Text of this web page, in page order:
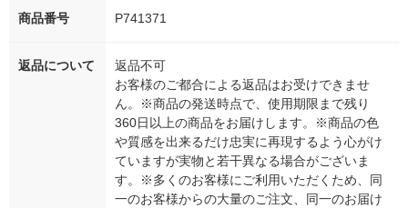
商品番号 P741371
返品について
返品不可
お客様のご都合による返品はお受けできませ
ん。※商品の発送時点で、使用期限まで残り
360日以上の商品をお届けします。※商品の色
や質感を出来るだけ忠実に再現するよう心がけ
ていますが実物と若干異なる場合がございま
す。※多くのお客様にご利用いただくため、同
一のお客様からの大量のご注文、同一のお届け